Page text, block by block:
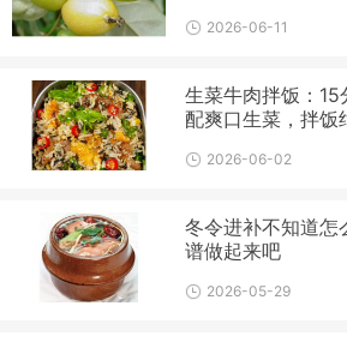
2026-06-11
生菜牛肉拌饭：
配爽口生菜，拌饭
2026-06-02
冬令进补不知道怎
谱做起来吧
2026-05-29